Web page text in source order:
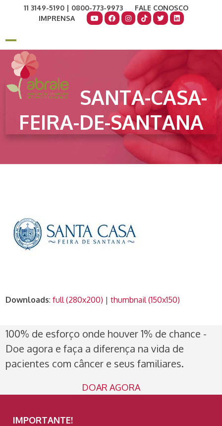
11 3149-5190 | 0800-773-9973
FALE CONOSCO
IMPRENSA
Open
mobile
menu
Close
mobile
menu
SANTA-CASA-
FEIRA-DE-SANTANA
Downloads:full (280x200) |thumbnail (150x150)
100% de esforço onde houver 1% de chance -
Doe agora e faça a diferença na vida de
pacientes com câncer e seus familiares.
DOAR AGORA
IMPORTANTE!